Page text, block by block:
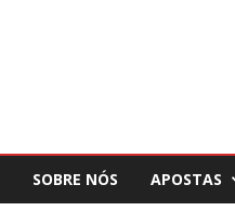
SOBRE NÓS APOSTAS